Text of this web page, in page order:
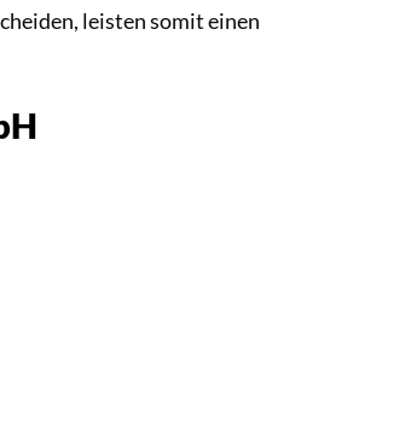
leisten somit einen